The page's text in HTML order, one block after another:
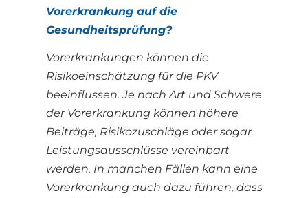
Vorerkrankung auf die
Gesundheitsprüfung?
Vorerkrankungen können die
Risikoeinschätzung für die PKV
beeinflussen. Je nach Art und Schwere
der Vorerkrankung können höhere
Beiträge, Risikozuschläge oder sogar
Leistungsausschlüsse vereinbart
werden. In manchen Fällen kann eine
Vorerkrankung auch dazu führen, dass